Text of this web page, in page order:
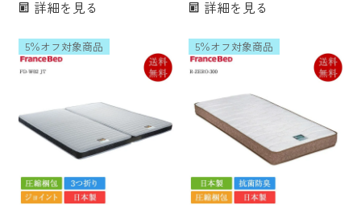
レス 三つ折り 抗菌防臭 シング
詳細を見る
たたみ 折りたためる 固め かた
厚さ12cm 一人暮らし シングル
セミダブル ダブル
詳細を見る
5％オフ対象商品 5％オフ対象商品